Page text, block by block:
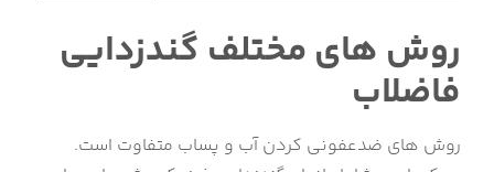
روش های مختلف گندزدایی
فاضلاب
روش های ضدعفونی کردن آب و پساب متفاوت است.